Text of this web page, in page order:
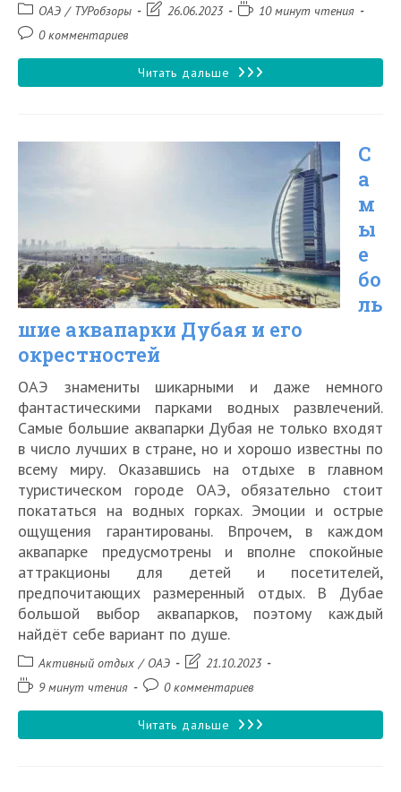
Рубрика
записи:
ОАЭ / ТУРобзоры
Запись26.06.2023
Время10 минут чтения
Комментарии
0 комментариев
Читать дальше Международный
С
а
м
ы
е
бо
ль
шие аквапарки Дубая и его
окрестностей
ОАЭ знамениты шикарными и даже немного
фантастическими парками водных развлечений.
Самые большие аквапарки Дубая не только входят
в число лучших в стране, но и хорошо известны по
всему миру. Оказавшись на отдыхе в главном
туристическом городе ОАЭ, обязательно стоит
покататься на водных горках. Эмоции и острые
ощущения гарантированы. Впрочем, в каждом
аквапарке предусмотрены и вполне спокойные
аттракционы для детей и посетителей,
предпочитающих размеренный отдых. В Дубае
большой выбор аквапарков, поэтому каждый
найдёт себе вариант по душе.
Рубрика
записи:
Активный отдых / ОАЭ
Запись21.10.2023
Время9 минут чтения
Комментарии
записи:
0 комментариев
Читать дальше Самые